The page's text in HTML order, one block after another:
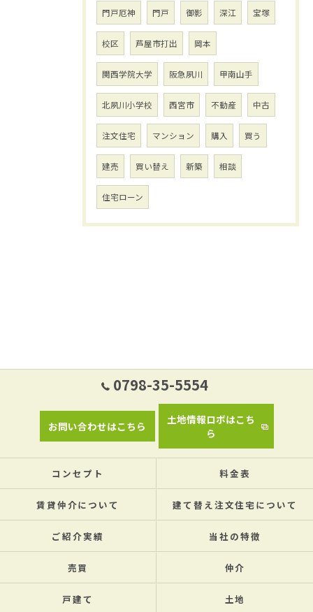
門戸厄神 門戸 御影 深江 宝塚
校区 芦屋市打出 岡本
関西学院大学 阪急夙川 甲南山手
北夙川小学校 西宮市 不動産 中古
注文住宅 マンション 購入 買う
建売 買い替え 新築 相談
住宅ローン
0798-35-5554
お問い合わせはこちら
土地情報ロボはこち
ら
コンセプト 料金表
賃貸仲介について 建て替え注文住宅について
ご紹介実績 当社の特徴
売買 仲介
戸建て 土地